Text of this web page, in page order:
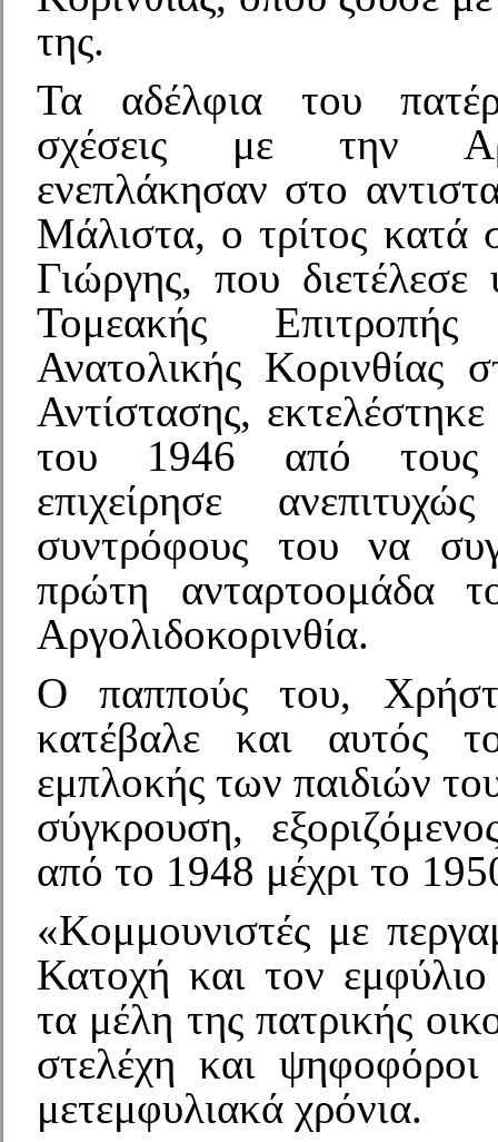
της.
Τα αδέλφια του
σχέσεις με την
ενεπλάκησαν στο
Μάλιστα, ο τρίτος κατά
Γιώργης, που διετέλεσε
Τομεακής
Ανατολικής Κορινθίας
Αντίστασης,
του 1946 από τους
επιχείρησε
συντρόφους του να
πρώτη ανταρτοομάδα
Αργολιδοκορινθία.
Ο παππούς του,
κατέβαλε και αυτός
εμπλοκής των παιδιών
σύγκρουση,
από το 1948 μέχρι το
«Κομμουνιστές με
Κατοχή και τον
τα μέλη της πατρικής
στελέχη και
μετεμφυλιακά χρόνια.